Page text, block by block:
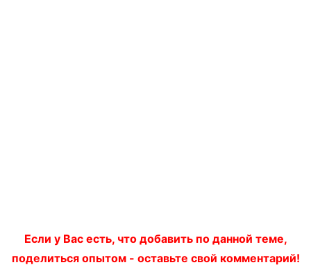
Если у Вас есть, что добавить по данной теме,
поделиться опытом - оставьте свой комментарий!